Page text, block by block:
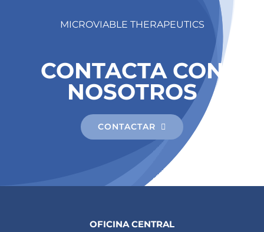
MICROVIABLE THERAPEUTICS
CONTACTA CON
NOSOTROS
CONTACTAR
OFICINA CENTRAL